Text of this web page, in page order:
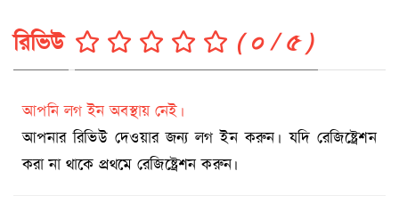
রিভিউ ( ০ / ৫ )
আপনি লগ ইন অবস্থায় নেই।
আপনার রিভিউ দেওয়ার জন্য লগ ইন করুন। যদি রেজিষ্ট্রেশন
করা না থাকে প্রথমে রেজিষ্ট্রেশন করুন।